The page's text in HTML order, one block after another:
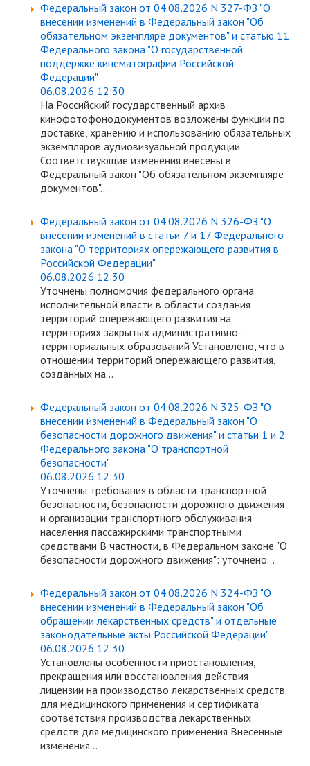
Федеральный закон от 04.08.2026 N 327-ФЗ "О
внесении изменений в Федеральный закон "Об
обязательном экземпляре документов" и статью 11
Федерального закона "О государственной
поддержке кинематографии Российской
Федерации"
06.08.2026 12:30
На Российский государственный архив
кинофотофонодокументов возложены функции по
доставке, хранению и использованию обязательных
экземпляров аудиовизуальной продукции
Соответствующие изменения внесены в
Федеральный закон "Об обязательном экземпляре
документов"...
Федеральный закон от 04.08.2026 N 326-ФЗ "О
внесении изменений в статьи 7 и 17 Федерального
закона "О территориях опережающего развития в
Российской Федерации"
06.08.2026 12:30
Уточнены полномочия федерального органа
исполнительной власти в области создания
территорий опережающего развития на
территориях закрытых административно-
территориальных образований Установлено, что в
отношении территорий опережающего развития,
созданных на...
Федеральный закон от 04.08.2026 N 325-ФЗ "О
внесении изменений в Федеральный закон "О
безопасности дорожного движения" и статьи 1 и 2
Федерального закона "О транспортной
безопасности"
06.08.2026 12:30
Уточнены требования в области транспортной
безопасности, безопасности дорожного движения
и организации транспортного обслуживания
населения пассажирскими транспортными
средствами В частности, в Федеральном законе "О
безопасности дорожного движения": уточнено...
Федеральный закон от 04.08.2026 N 324-ФЗ "О
внесении изменений в Федеральный закон "Об
обращении лекарственных средств" и отдельные
законодательные акты Российской Федерации"
06.08.2026 12:30
Установлены особенности приостановления,
прекращения или восстановления действия
лицензии на производство лекарственных средств
для медицинского применения и сертификата
соответствия производства лекарственных
средств для медицинского применения Внесенные
изменения...